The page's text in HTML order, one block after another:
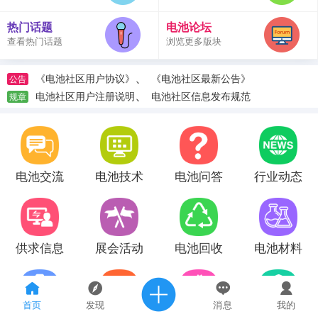
首页 发现 消息 我的
热门话题
查看热门话题
电池论坛
浏览更多版块
公告 《电池社区用户协议》 、 《电池社区最新公告》
规章 电池社区用户注册说明、 电池社区信息发布规范
电池交流 电池技术 电池问答 行业动态
供求信息 展会活动 电池回收 电池材料